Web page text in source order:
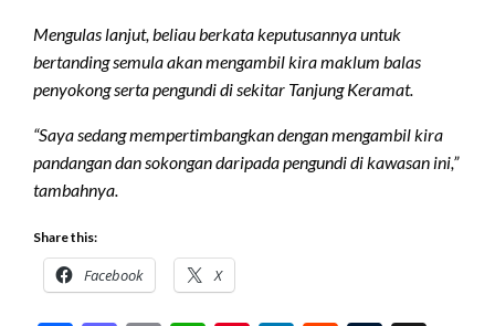
Mengulas lanjut, beliau berkata keputusannya untuk
bertanding semula akan mengambil kira maklum balas
penyokong serta pengundi di sekitar Tanjung Keramat.
“Saya sedang mempertimbangkan dengan mengambil kira
pandangan dan sokongan daripada pengundi di kawasan ini,”
tambahnya.
Share this:
Facebook X